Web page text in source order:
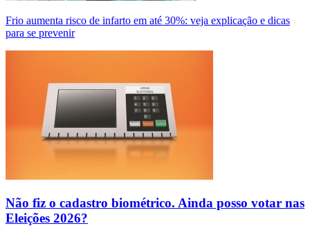
Frio aumenta risco de infarto em até 30%: veja explicação e dicas
para se prevenir
Não fiz o cadastro biométrico. Ainda posso votar nas
Eleições 2026?